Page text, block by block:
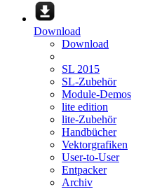
Download
Download
SL 2015
SL-Zubehör
Module-Demos
lite edition
lite-Zubehör
Handbücher
Vektorgrafiken
User-to-User
Entpacker
Archiv